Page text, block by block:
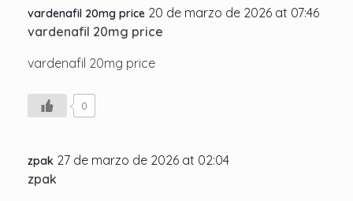
vardenafil 20mg price 20 de marzo de 2026 at 07:46
vardenafil 20mg price
vardenafil 20mg price
0
zpak 27 de marzo de 2026 at 02:04
zpak